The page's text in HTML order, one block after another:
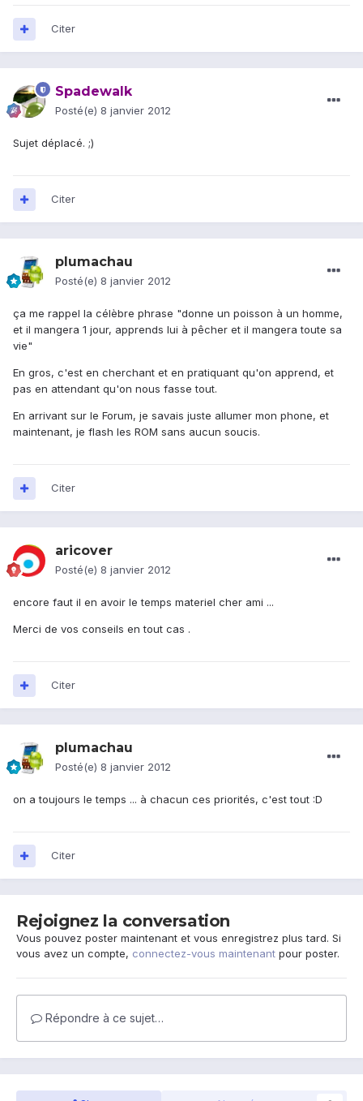
Citer
Spadewalk
Posté(e) 8 janvier 2012
Sujet déplacé. ;)
Citer
plumachau
Posté(e) 8 janvier 2012
ça me rappel la célèbre phrase "donne un poisson à un homme,
et il mangera 1 jour, apprends lui à pêcher et il mangera toute sa
vie"
En gros, c'est en cherchant et en pratiquant qu'on apprend, et
pas en attendant qu'on nous fasse tout.
En arrivant sur le Forum, je savais juste allumer mon phone, et
maintenant, je flash les ROM sans aucun soucis.
Citer
aricover
Posté(e) 8 janvier 2012
encore faut il en avoir le temps materiel cher ami ...
Merci de vos conseils en tout cas .
Citer
plumachau
Posté(e) 8 janvier 2012
on a toujours le temps ... à chacun ces priorités, c'est tout :D
Citer
Rejoignez la conversation
Vous pouvez poster maintenant et vous enregistrez plus tard. Si
vous avez un compte, connectez-vous maintenant pour poster.
Répondre à ce sujet…